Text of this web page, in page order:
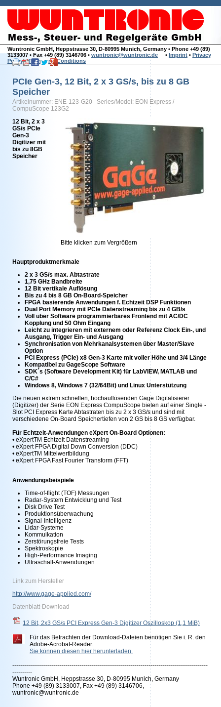
Wuntronic GmbH, Heppstrasse 30, D-80995 Munich, Germany • Phone +49 (89)
3133007 • Fax +49 (89) 3146706 • wuntronic@wuntronic.de • Imprint • Privacy
Policy•Terms and Conditions
PCIe Gen-3, 12 Bit, 2 x 3 GS/s, bis zu 8 GB
Speicher
Artikelnummer: ENE-123-G20 Series/Model: EON Express /
CompuScope 123G2
Bitte klicken zum Vergrößern
12 Bit, 2 x 3
GS/s PCIe
Gen-3
Digitizer mit
bis zu 8GB
Speicher
Hauptproduktmerkmale
2 x 3 GS/s max. Abtastrate
1,75 GHz Bandbreite
12 Bit vertikale Auflösung
Bis zu 4 bis 8 GB On-Board-Speicher
FPGA basierende Anwendungen f. Echtzeit DSP Funktionen
Dual Port Memory mit PCIe Datenstreaming bis zu 4 GB/s
Voll über Software programmierbares Frontend mit AC/DC
Kopplung und 50 Ohm Eingang
Leicht zu integrieren mit externem oder Referenz Clock Ein-, und
Ausgang, Trigger Ein- und Ausgang
Synchronisation von Mehrkanalsystemen über Master/Slave
Option
PCI Express (PCIe) x8 Gen-3 Karte mit voller Höhe und 3/4 Länge
Kompatibel zu GageScope Software
SDK´s (Software Development Kit) für LabVIEW, MATLAB und
C/C#
Windows 8, Windows 7 (32/64Bit) und Linux Unterstützung
Die neuen extrem schnellen, hochauflösenden Gage Digitalisierer
(Digitizer) der Serie EON Express CompuScope bieten auf einer Single -
Slot PCI Express Karte Abtastraten bis zu 2 x 3 GS/s und sind mit
verschiedene On-Board Speichertiefen von 2 GS bis 8 GS verfügbar.
Für Echtzeit-Anwendungen eXpert On-Board Optionen:
• eXpertTM Echtzeit Datenstreaming
• eXpert FPGA Digital Down Conversion (DDC)
• eXpertTM Mittelwertbildung
• eXpert FPGA Fast Fourier Transform (FFT)
Anwendungsbeispiele
Time-of-flight (TOF) Messungen
Radar-System Entwicklung und Test
Disk Drive Test
Produktionsüberwachung
Signal-Intelligenz
Lidar-Systeme
Kommuikation
Zerstörungsfreie Tests
Spektroskopie
High-Performance Imaging
Ultraschall-Anwendungen
Link zum Hersteller
http://www.gage-applied.com/
Datenblatt-Download
12 Bit, 2x3 GS/s PCI Express Gen-3 Digitizer Oszilloskop (1,1 MiB)
Für das Betrachten der Download-Dateien benötigen Sie i. R. den
Adobe-Acrobat-Reader.
Sie können diesen hier herunterladen.
---------------------------------------------------------------------------------------------------
----------
Wuntronic GmbH, Heppstrasse 30, D-80995 Munich, Germany
Phone +49 (89) 3133007, Fax +49 (89) 3146706,
wuntronic@wuntronic.de